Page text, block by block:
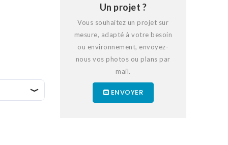
Un projet ?
Vous souhaitez un projet sur
mesure, adapté à votre besoin
ou environnement, envoyez-
nous vos photos ou plans par
mail.
ENVOYER